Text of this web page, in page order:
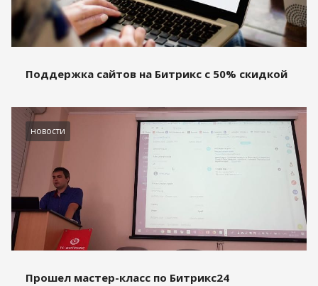
Поддержка сайтов на Битрикс с 50% скидкой
новости
Прошел мастер-класс по Битрикс24